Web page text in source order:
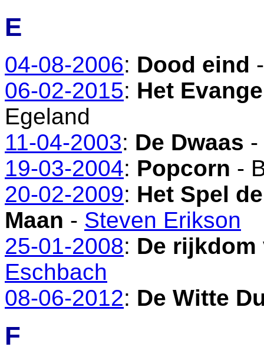
E
04-08-2006: Dood eind
06-02-2015: Het
Egeland
11-04-2003: De Dwaas -
19-03-2004: Popcorn -
20-02-2009: Het Spel
Maan - Steven Erikson
25-01-2008: De rijkdom
Eschbach
08-06-2012: De Witte
F